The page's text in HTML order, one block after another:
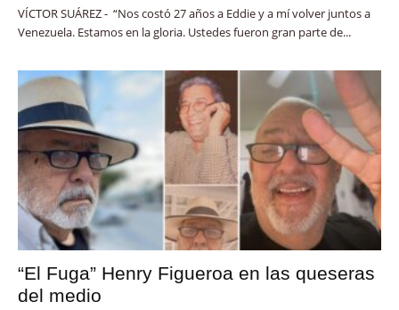
VÍCTOR SUÁREZ - “Nos costó 27 años a Eddie y a mí volver juntos a
Venezuela. Estamos en la gloria. Ustedes fueron gran parte de...
“El Fuga” Henry Figueroa en las queseras
del medio